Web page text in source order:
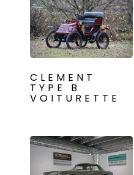
CLEMENT
TYPE B
VOITURETTE